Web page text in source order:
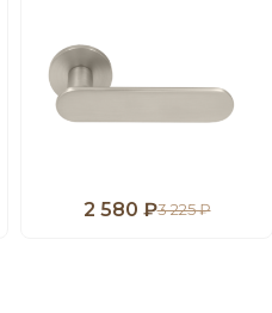
2 580 ₽3 225 ₽